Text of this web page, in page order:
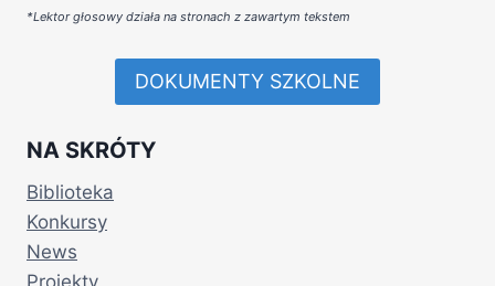
*Lektor głosowy działa na stronach z zawartym tekstem
DOKUMENTY SZKOLNE
NA SKRÓTY
Biblioteka
Konkursy
News
Projekty